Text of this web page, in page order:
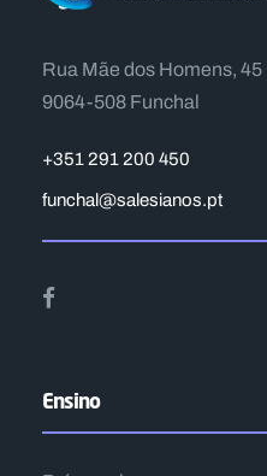
Rua Mãe dos Homens, 45
9064-508 Funchal
+351 291 200 450
funchal@salesianos.pt
Ensino